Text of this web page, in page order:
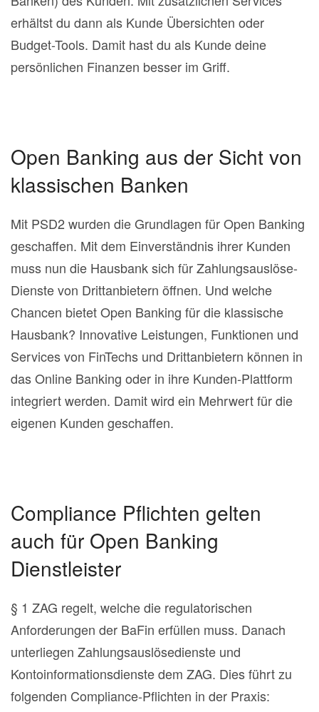
erhältst du dann als Kunde Übersichten oder
Budget-Tools. Damit hast du als Kunde deine
persönlichen Finanzen besser im Griff.
Open Banking aus der Sicht von
klassischen Banken
Mit PSD2 wurden die Grundlagen für Open Banking
geschaffen. Mit dem Einverständnis ihrer Kunden
muss nun die Hausbank sich für Zahlungsauslöse-
Dienste von Drittanbietern öffnen. Und welche
Chancen bietet Open Banking für die klassische
Hausbank? Innovative Leistungen, Funktionen und
Services von FinTechs und Drittanbietern können in
das Online Banking oder in ihre Kunden-Plattform
integriert werden. Damit wird ein Mehrwert für die
eigenen Kunden geschaffen.
Compliance Pflichten gelten
auch für Open Banking
Dienstleister
§ 1 ZAG regelt, welche die regulatorischen
Anforderungen der BaFin erfüllen muss. Danach
unterliegen Zahlungsauslösedienste und
Kontoinformationsdienste dem ZAG. Dies führt zu
folgenden Compliance-Pflichten in der Praxis: